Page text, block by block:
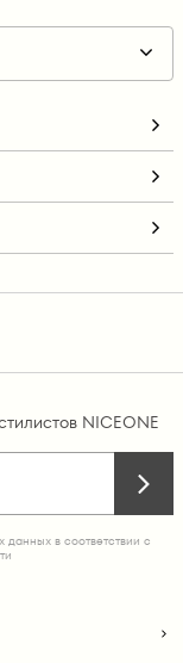
NICEONE
в соответствии с